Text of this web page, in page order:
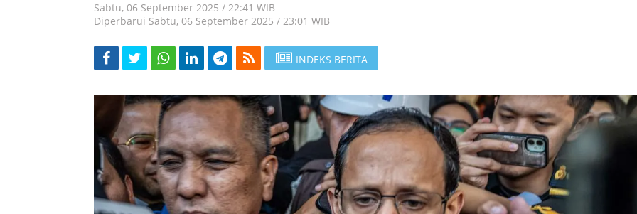
Sabtu, 06 September 2025 / 22:41 WIB
Diperbarui Sabtu, 06 September 2025 / 23:01 WIB
INDEKS BERITA